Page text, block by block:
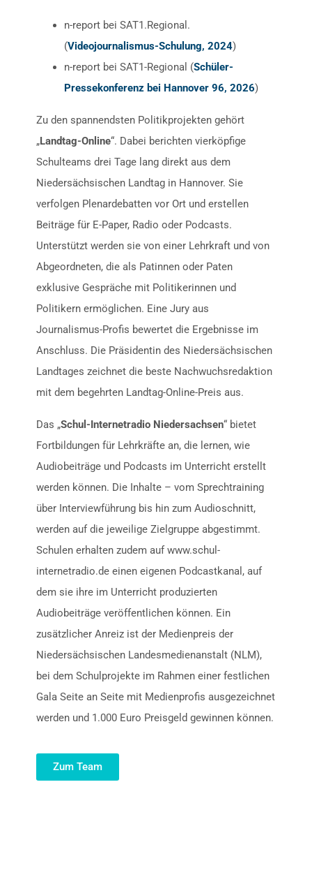
n-report bei SAT1.Regional.
(Videojournalismus-Schulung, 2024)
n-report bei SAT1-Regional (Schüler-
Pressekonferenz bei Hannover 96, 2026)
Zu den spannendsten Politikprojekten gehört
„Landtag-Online“. Dabei berichten vierköpfige
Schulteams drei Tage lang direkt aus dem
Niedersächsischen Landtag in Hannover. Sie
verfolgen Plenardebatten vor Ort und erstellen
Beiträge für E-Paper, Radio oder Podcasts.
Unterstützt werden sie von einer Lehrkraft und von
Abgeordneten, die als Patinnen oder Paten
exklusive Gespräche mit Politikerinnen und
Politikern ermöglichen. Eine Jury aus
Journalismus-Profis bewertet die Ergebnisse im
Anschluss. Die Präsidentin des Niedersächsischen
Landtages zeichnet die beste Nachwuchsredaktion
mit dem begehrten Landtag-Online-Preis aus.
Das „Schul-Internetradio Niedersachsen“ bietet
Fortbildungen für Lehrkräfte an, die lernen, wie
Audiobeiträge und Podcasts im Unterricht erstellt
werden können. Die Inhalte – vom Sprechtraining
über Interviewführung bis hin zum Audioschnitt,
werden auf die jeweilige Zielgruppe abgestimmt.
Schulen erhalten zudem auf www.schul-
internetradio.de einen eigenen Podcastkanal, auf
dem sie ihre im Unterricht produzierten
Audiobeiträge veröffentlichen können. Ein
zusätzlicher Anreiz ist der Medienpreis der
Niedersächsischen Landesmedienanstalt (NLM),
bei dem Schulprojekte im Rahmen einer festlichen
Gala Seite an Seite mit Medienprofis ausgezeichnet
werden und 1.000 Euro Preisgeld gewinnen können.
Zum Team